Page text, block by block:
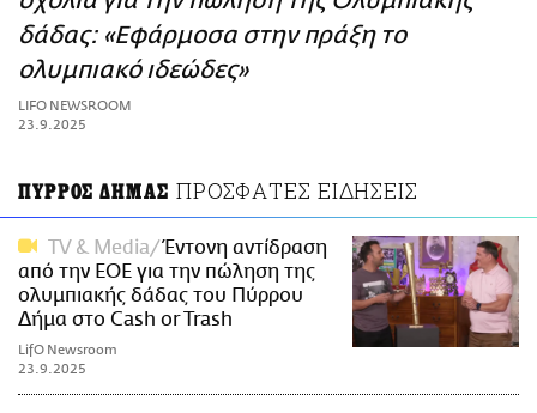
ΑΜΠΑ
PRINT
δάδας: «Εφάρμοσα στην πράξη το
ολυμπιακό ιδεώδες»
LIFO NEWSROOM
23.9.2025
ΠΥΡΡΟΣ ΔΗΜΑΣ ΠΡΟΣΦΑΤΕΣ ΕΙΔΗΣΕΙΣ
TV & Media
Έντονη αντίδραση
από την ΕΟΕ για την πώληση της
ολυμπιακής δάδας του Πύρρου
Δήμα στο Cash or Trash
LifO Newsroom
23.9.2025